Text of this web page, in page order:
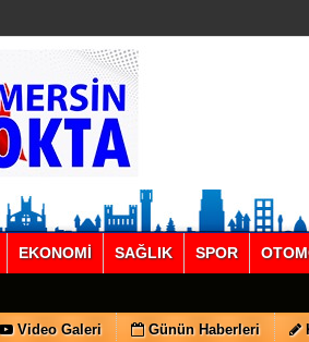
EKONOMİ SAĞLIK SPOR
Video Galeri Günün Haberleri